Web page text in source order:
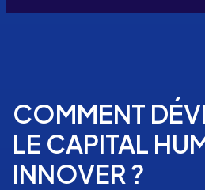
COMMENT
LE CAPITAL
INNOVER ?